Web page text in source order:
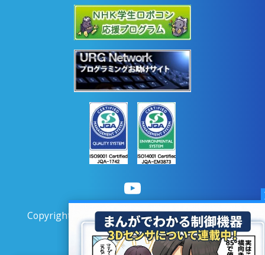
Copyright © 2020 HOKUYO AUTOMATIC CO.LTD
All Rights Reserved.